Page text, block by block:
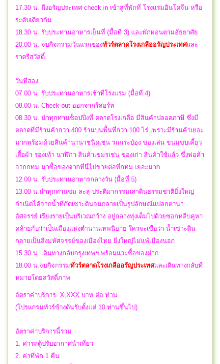
17.30 น. ถึงอรัญประเทศ check in เข้าสู่ที่พักที่ โรงแรมอินโดจีน หรือ
ระดับเดียวกัน
18.30 น. รับประทานอาหารเย็นที่ (มื้อที่ 3) และพักผ่อนตามอัธยาศัย
20.00 น. จบกิจกรรมวันแรกของทัวร์ตลาดโรงเกลืออรัญประเทศและ
ราตรีสวัสดิ์
วันที่สอง
07.00 น. รับประทานอาหารเช้าที่โรงแรม (มื้อที่ 4)
08.00 น. Check out ออกจากรีสอร์ท
08.30 น. นำทุกท่านช็อปปิ่งที่ ตลาดโรงเกลือ มีสินค้าปลอดภาษี ซึ่งมี
ตลาดที่มีร้านค้ากว่า 400 ร้านบนพื้นที่กว่า 100 ไร่ เพราะมีร้านค้าเยอะ
มากพร้อมด้วยสินค้านานาชนิดเช่น รถกระป๋อง ของเล่น ขนมขบเคี้ยว
เสื้อผ้า รองเท้า นาฬิกา สินค้าเขมรเช่น ของเก่า สินค้าใช้แล้ว ซึ่งพ่อค้า
จากกทม.มาซื้อของจากที่นี่ไปขายต่อที่กทม.เยอะมาก
12.00 น. รับประทานอาหารกลางวัน (มื้อที่ 5)
13.00 น.นำทุกท่านชม ละลุ ประติมากรรมเสาดินธรรมชาติยิ่งใหญ่
กำเนิดได้จากน้ำที่กัดเซาะดินจนกลายเป็นรูปลักษณ์แปลกตาน่า
อัศจรรย์ เรียงรายเป็นบริเวณกว้าง อยู่กลางทุ่งเต็มไปด้วยซอกหลืบคูหา
คล้ายกับว่าเป็นเมืองแห่งตำนานเทพนิยาย ใครจะเชื่อว่า น้ำเซาะดิน
กลายเป็นสิ่งมหัศจรรย์ของเมืองไทย ยิ่งใหญ่ไม่แพ้เมืองนอก
15.30 น. เดินทางกลับกรุงเทพฯ พร้อมแวะซื้อของฝาก
18.00 น.จบกิจกรรมทัวร์ตลาดโรงเกลืออรัญประเทศและเดินทางกลับที่
หมายโดยสวัสดิ์ภาพ
อัตราค่าบริการ: X,XXX บาท ต่อ ท่าน
(โปรแกรมทัวร์ข้างต้นรับตั้งแต่ 10 ท่านขึ้นไป)
อัตราค่าบริการนี้รวม
1. ค่ารถตู้ปรับอากาศนำเที่ยว
2. ค่าที่พัก 1 คืน